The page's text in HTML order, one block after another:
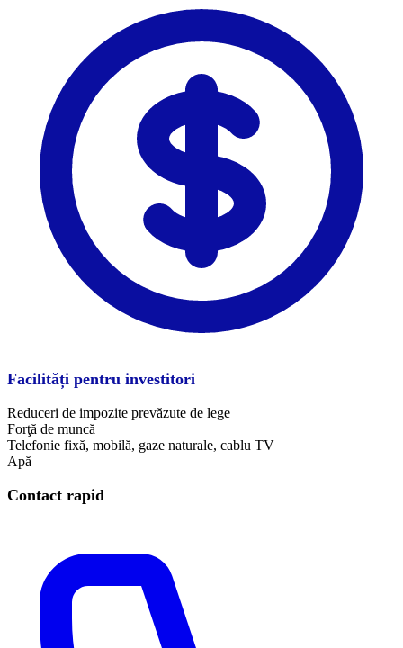
Facilități pentru investitori
Reduceri de impozite prevăzute de lege
Forţă de muncă
Telefonie fixă, mobilă, gaze naturale, cablu TV
Apă
Contact rapid